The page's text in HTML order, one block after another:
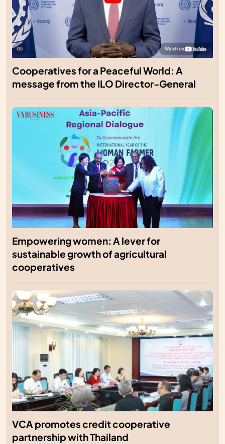
Cooperatives for a Peaceful World: A
message from the ILO Director-General
Empowering women: A lever for
sustainable growth of agricultural
cooperatives
VCA promotes credit cooperative
partnership with Thailand